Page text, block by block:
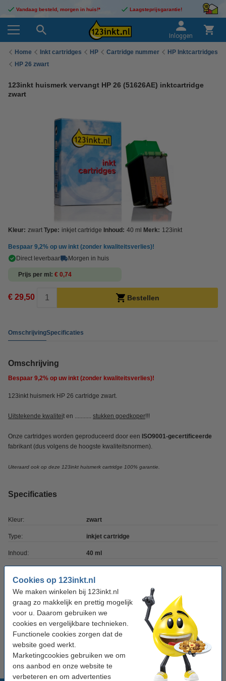
Cookies op 123inkt.nl
We maken winkelen bij 123inkt.nl
graag zo makkelijk en prettig mogelijk
voor u. Daarom gebruiken we
cookies en vergelijkbare technieken.
Functionele cookies zorgen dat de
website goed werkt.
Marketingcookies gebruiken we om
ons aanbod en onze website te
verbeteren en om advertenties
Vandaag besteld, morgen in huis!* Laagsteprijsgarantie!
Inloggen
Home Inkt cartridges HP Cartridge nummer
HP Inktcartridges
HP 26 zwart
123inkt huismerk vervangt HP 26 (51626AE) inktcartridge
zwart
Kleur: zwart Type: inkjet cartridge Inhoud: 40 ml Merk: 123inkt
Bespaar 9,2% op uw inkt (zonder kwaliteitsverlies)!
Direct leverbaar
Morgen in huis
Prijs per ml € 0,74
€ 29,50 Bestellen
OmschrijvingSpecificaties
Omschrijving
Bespaar 9,2% op uw inkt (zonder kwaliteitsverlies)!
123inkt huismerk HP 26 cartridge zwart.
Uitstekende kwaliteit en ........... stukken goedkoper!!!
Onze cartridges worden geproduceerd door een ISO9001-gecertificeerde
fabrikant (dus volgens de hoogste kwaliteitsnormen).
Uiteraard ook op deze 123inkt huismerk cartridge 100% garantie.
Specificaties
Kleur: zwart
Type: inkjet cartridge
Inhoud: 40 ml
Nummer: 51626AE
Wij adviseren u om deze cartridge i.p.v. de originele cartridge te
nemen.